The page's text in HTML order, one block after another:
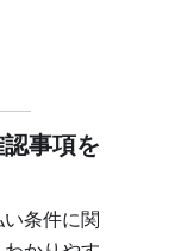
事項を
条件に関